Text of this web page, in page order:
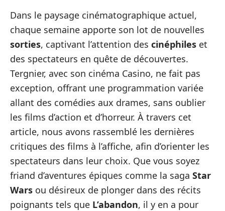
Dans le paysage cinématographique actuel,
chaque semaine apporte son lot de nouvelles
sorties, captivant l’attention des cinéphiles et
des spectateurs en quête de découvertes.
Tergnier, avec son cinéma Casino, ne fait pas
exception, offrant une programmation variée
allant des comédies aux drames, sans oublier
les films d’action et d’horreur. À travers cet
article, nous avons rassemblé les dernières
critiques des films à l’affiche, afin d’orienter les
spectateurs dans leur choix. Que vous soyez
friand d’aventures épiques comme la saga Star
Wars ou désireux de plonger dans des récits
poignants tels que L’abandon, il y en a pour